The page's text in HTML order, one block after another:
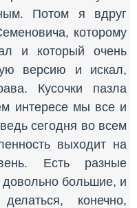
Потом я вдруг
которому
и который очень
версию и искал,
Кусочки пазла
интересе мы все и
сегодня во всем
выходит на
Есть разные
большие, и
конечно,